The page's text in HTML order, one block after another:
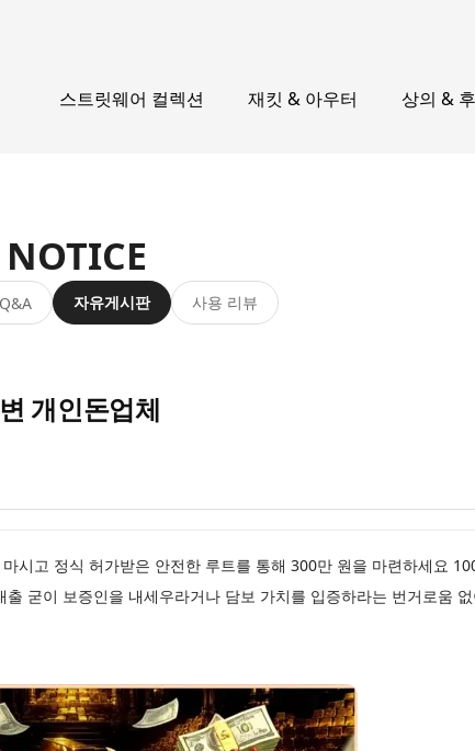
스트릿웨어 컬렉션 재킷 & 아우터 상의 &
NOTICE
Q&A 자유게시판 사용 리뷰
개인돈업체
시고 정식 허가받은 안전한 루트를 통해 300만 원을 마련하세요
굳이 보증인을 내세우라거나 담보 가치를 입증하라는 번거로움